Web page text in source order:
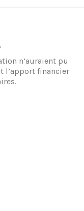
n’auraient pu
l’apport financier